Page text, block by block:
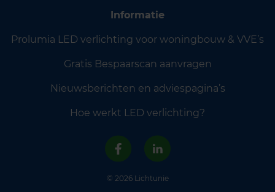
Informatie
Prolumia LED verlichting voor woningbouw & VVE’s
Gratis Bespaarscan aanvragen
Nieuwsberichten en adviespagina’s
Hoe werkt LED verlichting?
© 2026 Lichtunie